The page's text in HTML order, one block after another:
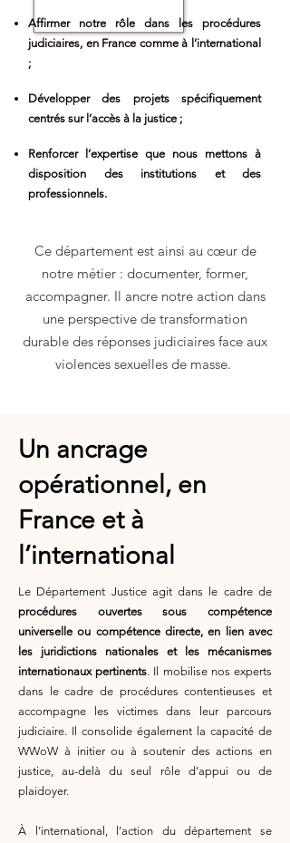
Affirmer notre rôle dans les procédures
judiciaires, en France comme à l’international
;
Développer des projets spécifiquement
centrés sur l’accès à la justice ;
Renforcer l’expertise que nous mettons à
disposition des institutions et des
professionnels.
Ce département est ainsi au cœur de
notre métier : documenter, former,
accompagner. Il ancre notre action dans
une perspective de transformation
durable des réponses judiciaires face aux
violences sexuelles de masse.
Un ancrage
opérationnel, en
France et à
l’international
Le Département Justice agit dans le cadre de
procédures ouvertes sous compétence
universelle ou compétence directe, en lien avec
les juridictions nationales et les mécanismes
internationaux pertinents. Il mobilise nos experts
dans le cadre de procédures contentieuses et
accompagne les victimes dans leur parcours
judiciaire. Il consolide également la capacité de
WWoW à initier ou à soutenir des actions en
justice, au-delà du seul rôle d’appui ou de
plaidoyer.
À l’international, l’action du département se